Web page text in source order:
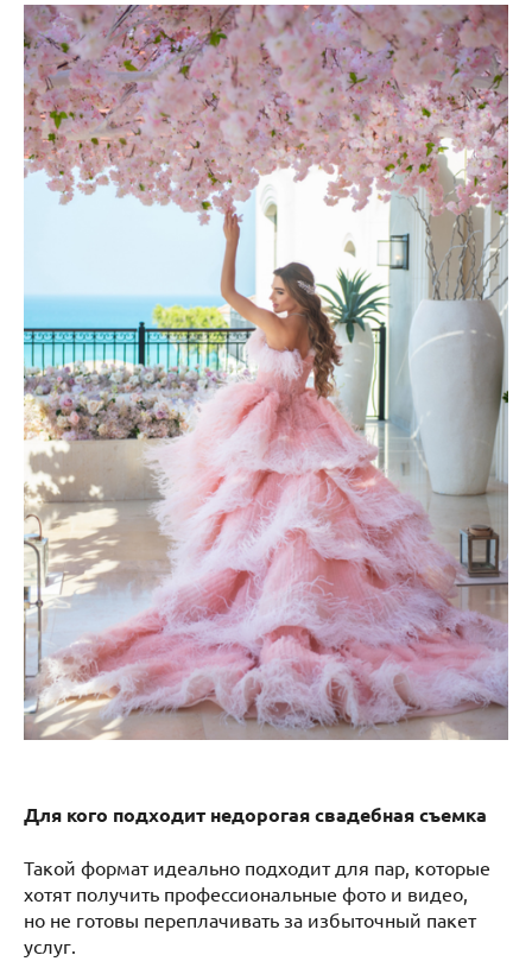
Для кого подходит недорогая свадебная съемка
Такой формат идеально подходит для пар, которые
хотят получить профессиональные фото и видео,
но не готовы переплачивать за избыточный пакет
услуг.